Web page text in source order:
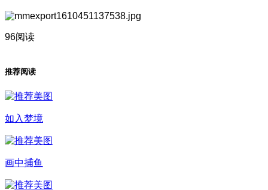
96阅读
推荐阅读
如入梦境
画中捕鱼